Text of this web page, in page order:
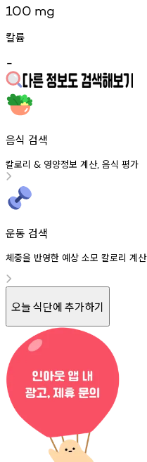
100 mg
칼륨
-
음식 검색
칼로리 & 영양정보 계산, 음식 평가
운동 검색
체중을 반영한 예상 소모 칼로리 계산
오늘 식단에 추가하기